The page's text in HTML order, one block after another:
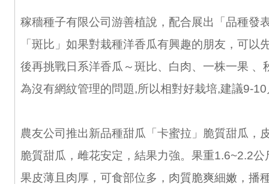
稼穡種子有限公司游善植說，配合展出「品種發
「斑比」如果對栽種洋香瓜有興趣的朋友，可以
後再挑戰日系洋香瓜～斑比、白肉、一株一果 、
為沒有網紋管理的問題,所以相對好栽培,建議9-
農友公司推出新品種甜瓜「卡蜜拉」脆質甜瓜，
脆質甜瓜，雌花安定，結果力強。果重1.6~2.2
果皮薄且肉厚，可食部位多，肉質脆爽細嫩，播